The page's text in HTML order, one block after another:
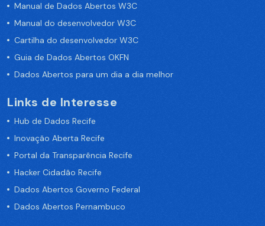
Manual de Dados Abertos W3C
Manual do desenvolvedor W3C
Cartilha do desenvolvedor W3C
Guia de Dados Abertos OKFN
Dados Abertos para um dia a dia melhor
Links de Interesse
Hub de Dados Recife
Inovação Aberta Recife
Portal da Transparência Recife
Hacker Cidadão Recife
Dados Abertos Governo Federal
Dados Abertos Pernambuco